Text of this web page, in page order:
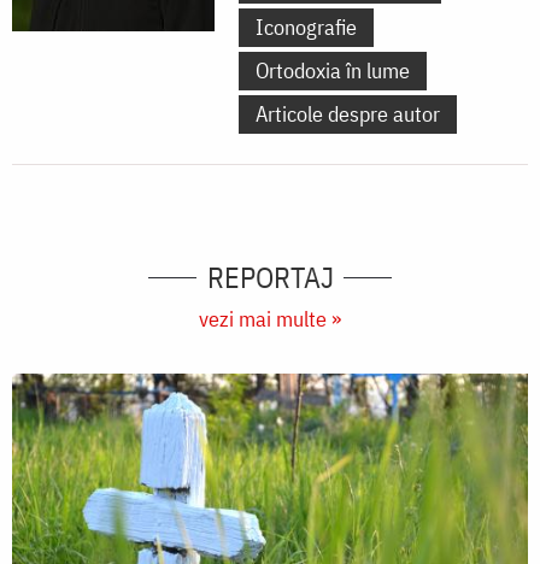
Iconografie
Ortodoxia în lume
Articole despre autor
REPORTAJ
vezi mai multe »